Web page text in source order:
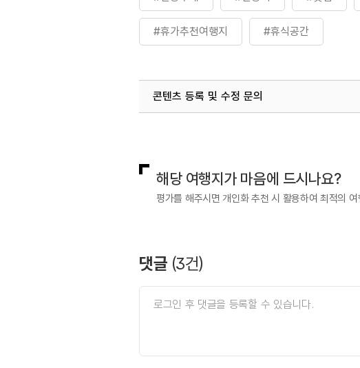
#휴가추천여행지 #휴식공간
콘텐츠 등록 및 수정 문의
해당 여행지가 마음에 드시나요?
평가를 해주시면 개인화 추천 시 활용하여 최적의
댓글 (3건)